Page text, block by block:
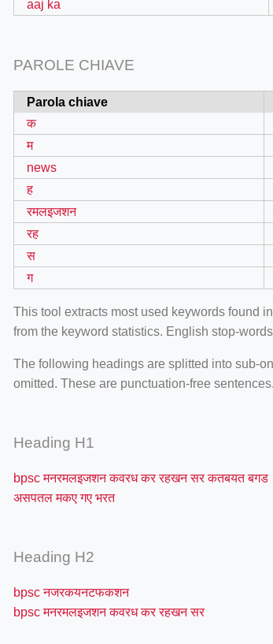
aaj ka
PAROLE CHIAVE
Parola chiave
क
म
news
ह
रमलइजशन
रह
स
ग
This tool extracts most used keywords found
from the keyword statistics. English stop-
The following headings are splitted into sub-
omitted. These are punctuation-free sentences.
Heading H1
bpsc मनरमलइजशन कवरध कर रहखन सर कतबयत बगड
असपतल मकए गए भरत
Heading H2
bpsc नजरकयनटफकशन
bpsc मनरमलइजशन कवरध कर रहखन सर